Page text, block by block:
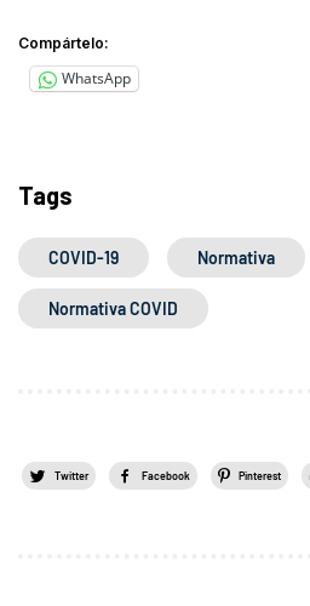
Compártelo:
WhatsApp
Tags
COVID-19 Normativa
Normativa COVID
Twitter Facebook Pinterest